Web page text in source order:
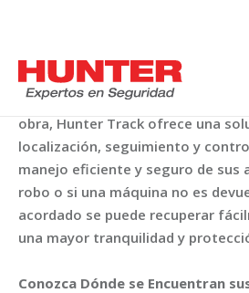
eficiencia en la gestión de
aquellos involucrados en el
obra, Hunter Track ofrece una
localización, seguimiento y
manejo eficiente y seguro de sus
robo o si una máquina no es
acordado se puede recuperar
una mayor tranquilidad y
Conozca Dónde se Encuentran